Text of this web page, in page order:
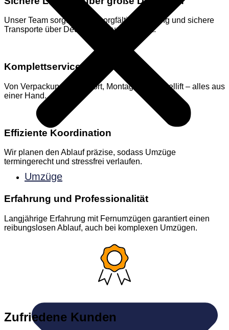
Umzüge
Unser Team sorgt für eine sorgfältige Planung und sichere
Transporte über Deutschland und Europa.
Komplettservice
Von Verpackung, Transport, Montage bis Möbellift – alles aus
einer Hand.
Effiziente Koordination
Wir planen den Ablauf präzise, sodass Umzüge
termingerecht und stressfrei verlaufen.
Erfahrung und Professionalität
Langjährige Erfahrung mit Fernumzügen garantiert einen
reibungslosen Ablauf, auch bei komplexen Umzügen.
Zufriedene Kunden